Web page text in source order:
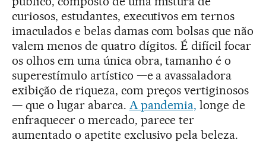
curiosos, estudantes, executivos em ternos
imaculados e belas damas com bolsas que não
valem menos de quatro dígitos. É difícil focar
os olhos em uma única obra, tamanho é o
superestímulo artístico —e a avassaladora
exibição de riqueza, com preços vertiginosos
— que o lugar abarca. A pandemia, longe de
enfraquecer o mercado, parece ter
aumentado o apetite exclusivo pela beleza.